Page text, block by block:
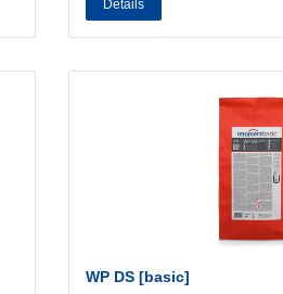
Détails
WP DS [basic]